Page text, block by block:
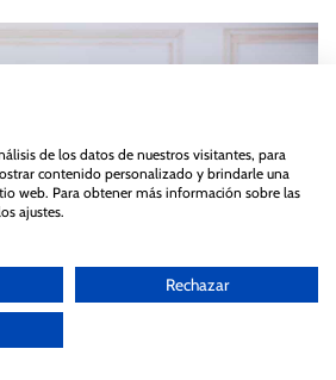
de los datos de nuestros visitantes, para
contenido personalizado y brindarle una
web. Para obtener más información sobre las
ajustes.
Rechazar